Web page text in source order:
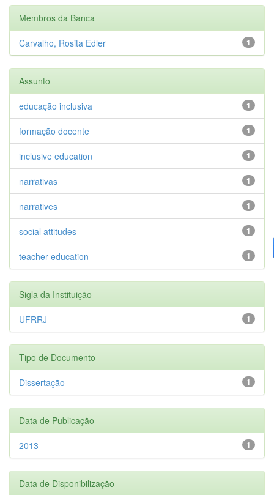
Membros da Banca
1
Carvalho, Rosita Edler
Assunto
1
educação inclusiva
1
formação docente
1
inclusive education
1
narrativas
1
narratives
1
social attitudes
1
teacher education
Sigla da Instituição
1
UFRRJ
Tipo de Documento
1
Dissertação
Data de Publicação
1
2013
Data de Disponibilização